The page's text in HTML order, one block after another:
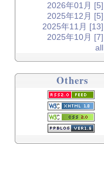
2026年01月 [5]
2025年12月 [5]
2025年11月 [13]
2025年10月 [7]
all
Others